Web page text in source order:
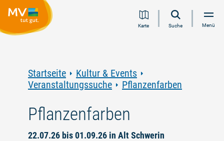
Inhalt
Navigation
Volltextsuche
FooterKarte Suche Menü
Startseite
Kultur & Events
Veranstaltungssuche
Pflanzenfarben
Pflanzenfarben
22.07.26 bis 01.09.26 in Alt Schwerin